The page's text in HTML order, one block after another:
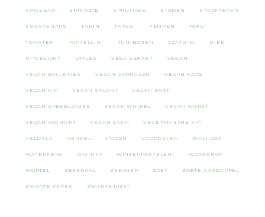
SPICEBAR SPINAZIE SPRUITJES STEDEN STOOFPEREN
SUGARSNAPS TAHIN TATSOI TEMPEH TOFU
TOMATEN TORTELLINI TUINBONEN TZATZIKI UIEN
UITGELICHT UITLEG VEGA GEHAKT VEGAN
VEGAN BALLETJES VEGAN GARNALEN VEGAN KAAS
VEGAN KIP VEGAN SALAMI VEGAN SHOP
VEGAN SPEKBLOKJES VEGAN WINKEL VEGAN WORST
VEGAN YOGHURT VEGAN ZALM VEGETARISCHE KIP
VELDSLA VENKEL VIJGEN VOORDELEN WALNOOT
WATERKERS WIJNTIP WINTERPOSTELEIN WORKSHOP
WORTEL ZEEKRAAL ZEEWIER ZOET ZOETE AARDAPPEL
ZWARTE PEPER ZWARTE RIJST